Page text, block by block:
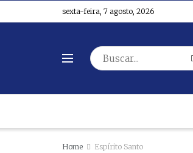
sexta-feira, 7 agosto, 2026
Home Espírito Santo